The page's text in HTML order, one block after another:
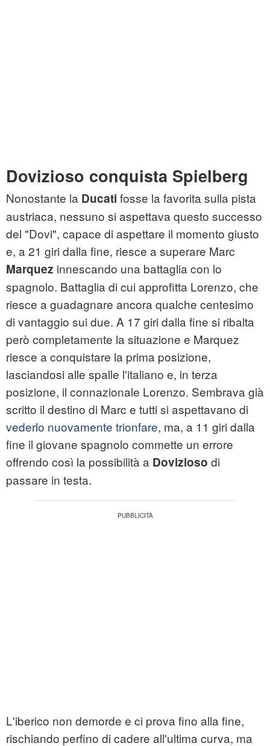
Dovizioso conquista Spielberg
Nonostante la Ducati fosse la favorita sulla pista
austriaca, nessuno si aspettava questo successo
del "Dovi", capace di aspettare il momento giusto
e, a 21 giri dalla fine, riesce a superare Marc
Marquez innescando una battaglia con lo
spagnolo. Battaglia di cui approfitta Lorenzo, che
riesce a guadagnare ancora qualche centesimo
di vantaggio sui due. A 17 giri dalla fine si ribalta
però completamente la situazione e Marquez
riesce a conquistare la prima posizione,
lasciandosi alle spalle l'italiano e, in terza
posizione, il connazionale Lorenzo. Sembrava già
scritto il destino di Marc e tutti si aspettavano di
vederlo nuovamente trionfare, ma, a 11 giri dalla
fine il giovane spagnolo commette un errore
offrendo così la possibilità a Dovizioso di
passare in testa.
L'iberico non demorde e ci prova fino alla fine,
rischiando perfino di cadere all'ultima curva, ma